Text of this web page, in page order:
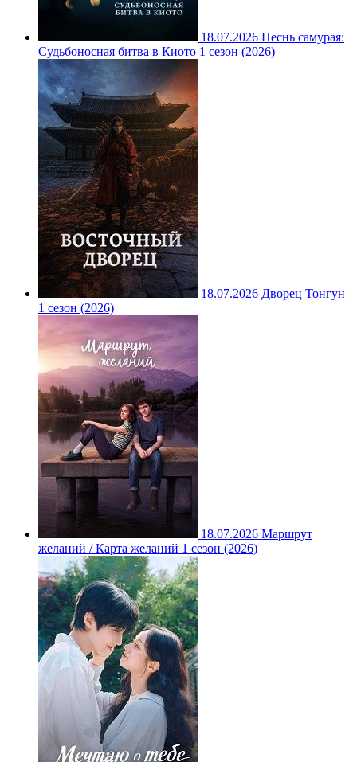
18.07.2026 Песнь самурая:
Судьбоносная битва в Киото 1 сезон (2026)
18.07.2026 Дворец Тонгун
1 сезон (2026)
18.07.2026 Маршрут
желаний / Карта желаний 1 сезон (2026)